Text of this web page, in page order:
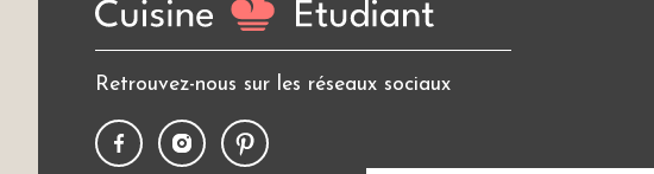
Retrouvez-nous sur les réseaux sociaux